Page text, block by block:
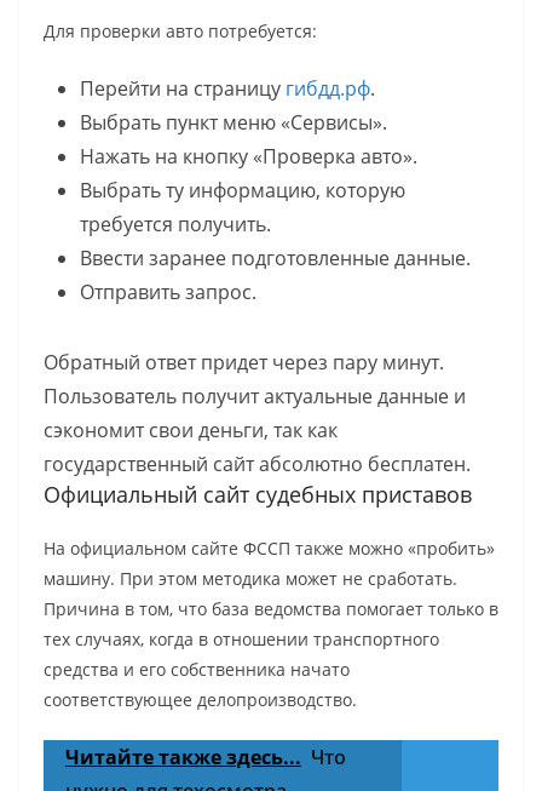
Для проверки авто потребуется:
Перейти на страницу гибдд.рф.
Выбрать пункт меню «Сервисы».
Нажать на кнопку «Проверка авто».
Выбрать ту информацию, которую
требуется получить.
Ввести заранее подготовленные данные.
Отправить запрос.
Обратный ответ придет через пару минут.
Пользователь получит актуальные данные и
сэкономит свои деньги, так как
государственный сайт абсолютно бесплатен.
Официальный сайт судебных приставов
На официальном сайте ФССП также можно «пробить»
машину. При этом методика может не сработать.
Причина в том, что база ведомства помогает только в
тех случаях, когда в отношении транспортного
средства и его собственника начато
соответствующее делопроизводство.
Читайте также здесь... Что